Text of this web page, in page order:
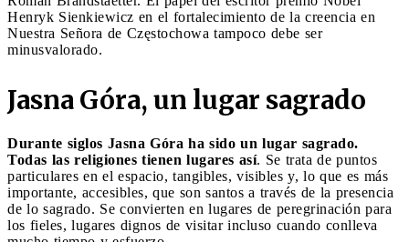
Henryk Sienkiewicz en el fortalecimiento de la creencia en
Nuestra Señora de Częstochowa tampoco debe ser
minusvalorado.
Jasna Góra, un lugar sagrado
Durante siglos Jasna Góra ha sido un lugar sagrado.
Todas las religiones tienen lugares así. Se trata de puntos
particulares en el espacio, tangibles, visibles y, lo que es más
importante, accesibles, que son santos a través de la presencia
de lo sagrado. Se convierten en lugares de peregrinación para
los fieles, lugares dignos de visitar incluso cuando conlleva